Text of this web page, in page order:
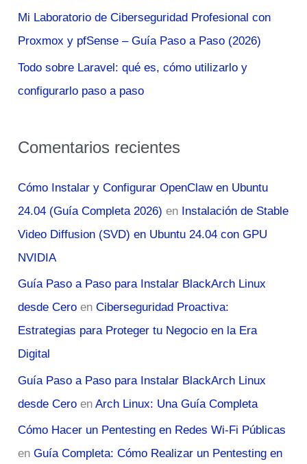
Mi Laboratorio de Ciberseguridad Profesional con
Proxmox y pfSense – Guía Paso a Paso (2026)
Todo sobre Laravel: qué es, cómo utilizarlo y
configurarlo paso a paso
Comentarios recientes
Cómo Instalar y Configurar OpenClaw en Ubuntu
24.04 (Guía Completa 2026) en Instalación de Stable
Video Diffusion (SVD) en Ubuntu 24.04 con GPU
NVIDIA
Guía Paso a Paso para Instalar BlackArch Linux
desde Cero enCiberseguridad Proactiva:
Estrategias para Proteger tu Negocio en la Era
Digital
Guía Paso a Paso para Instalar BlackArch Linux
desde Cero enArch Linux: Una Guía Completa
Cómo Hacer un Pentesting en Redes Wi-Fi Públicas
enGuía Completa: Cómo Realizar un Pentesting en